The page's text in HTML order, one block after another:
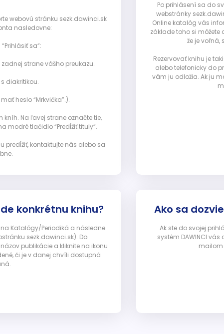
webovú stránku sezk.dawinci.sk
nasledovne:
sa”:
strane vášho preukazu.
diakritikou.
heslo “Mrkvička”.).
Na ľavej strane označte tie,
modré tlačidlo “Predĺžiť tituly”.
predĺžiť, kontaktujte nás alebo sa
Po prihlásení sa do
webstránky
Online katalóg vás
základe toho si môžete
že je voľná,
Rezervovať knihu je
alebo telefonicky do
vám ju odložia. Ak ju
konkrétnu knihu?
Katalógy/Periodiká a následne
sezk.dawinci.sk). Do
publikácie a kliknite na ikonu
či je v danej chvíli dostupná
Ako sa
Ak ste do svojej
systém DAWINCI
mailom